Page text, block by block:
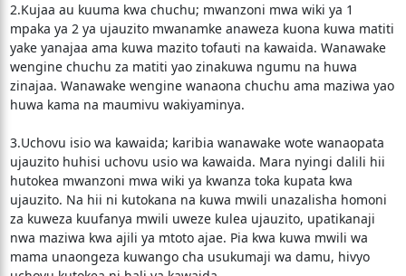
2.Kujaa au kuuma kwa chuchu; mwanzoni mwa wiki ya 1
mpaka ya 2 ya ujauzito mwanamke anaweza kuona kuwa matiti
yake yanajaa ama kuwa mazito tofauti na kawaida. Wanawake
wengine chuchu za matiti yao zinakuwa ngumu na huwa
zinajaa. Wanawake wengine wanaona chuchu ama maziwa yao
huwa kama na maumivu wakiyaminya.
3.Uchovu isio wa kawaida; karibia wanawake wote wanaopata
ujauzito huhisi uchovu usio wa kawaida. Mara nyingi dalili hii
hutokea mwanzoni mwa wiki ya kwanza toka kupata kwa
ujauzito. Na hii ni kutokana na kuwa mwili unazalisha homoni
za kuweza kuufanya mwili uweze kulea ujauzito, upatikanaji
nwa maziwa kwa ajili ya mtoto ajae. Pia kwa kuwa mwili wa
mama unaongeza kuwango cha usukumaji wa damu, hivyo